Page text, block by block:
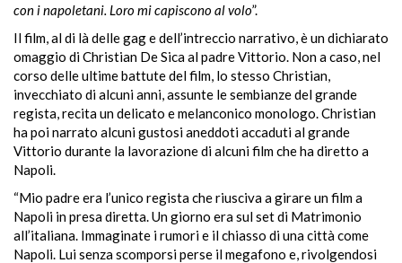
con i napoletani. Loro mi capiscono al volo”.
Il film, al di là delle gag e dell’intreccio narrativo, è un dichiarato
omaggio di Christian De Sica al padre Vittorio. Non a caso, nel
corso delle ultime battute del film, lo stesso Christian,
invecchiato di alcuni anni, assunte le sembianze del grande
regista, recita un delicato e melanconico monologo. Christian
ha poi narrato alcuni gustosi aneddoti accaduti al grande
Vittorio durante la lavorazione di alcuni film che ha diretto a
Napoli.
“Mio padre era l’unico regista che riusciva a girare un film a
Napoli in presa diretta. Un giorno era sul set di Matrimonio
all’italiana. Immaginate i rumori e il chiasso di una città come
Napoli. Lui senza scomporsi perse il megafono e, rivolgendosi